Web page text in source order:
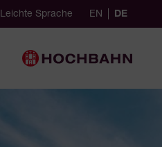
Navigieren in Hochbahn
Schnellnavigation
Hauptnavigation
EN English
ausgewählt
DE
Leichte Sprache